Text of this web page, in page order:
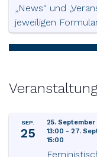
„News“ und
jeweiligen
SEP.
25
25. September
13:00 - 27.
15:00